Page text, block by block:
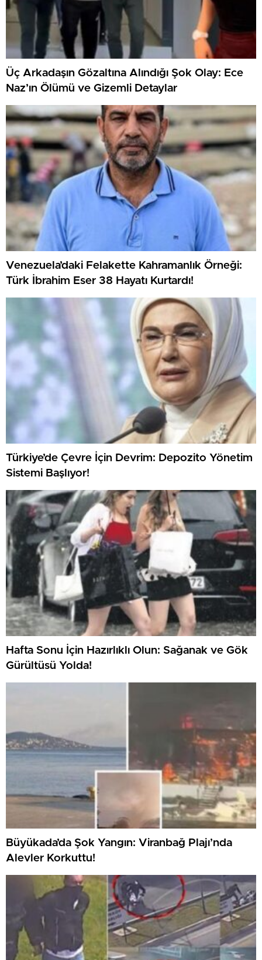
Üç Arkadaşın Gözaltına Alındığı Şok Olay: Ece
Naz’ın Ölümü ve Gizemli Detaylar
Venezuela’daki Felakette Kahramanlık Örneği:
Türk İbrahim Eser 38 Hayatı Kurtardı!
Türkiye’de Çevre İçin Devrim: Depozito Yönetim
Sistemi Başlıyor!
Hafta Sonu İçin Hazırlıklı Olun: Sağanak ve Gök
Gürültüsü Yolda!
Büyükada’da Şok Yangın: Viranbağ Plajı’nda
Alevler Korkuttu!